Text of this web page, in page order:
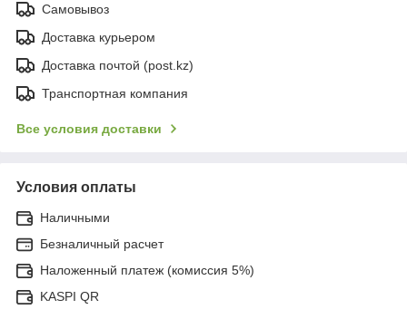
Самовывоз
Доставка курьером
Доставка почтой (post.kz)
Транспортная компания
Все условия доставки
Условия оплаты
Наличными
Безналичный расчет
Наложенный платеж (комиссия 5%)
KASPI QR